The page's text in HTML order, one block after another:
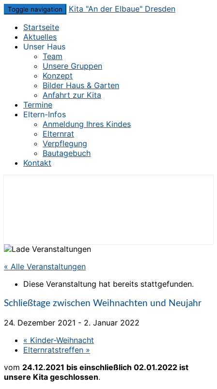
Skip
content
Toggle navigation
Kita "An der Elbaue" Dresden
Startseite
Aktuelles
Unser Haus
Team
Unsere Gruppen
Konzept
Bilder Haus & Garten
Anfahrt zur Kita
Termine
Eltern-Infos
Anmeldung Ihres Kindes
Elternrat
Verpflegung
Bautagebuch
Kontakt
« Alle Veranstaltungen
Diese Veranstaltung hat bereits stattgefunden.
Schließtage zwischen Weihnachten und Neujahr
24. Dezember 2021 - 2. Januar 2022
« Kinder-Weihnacht
Elternratstreffen »
vom 24.12.2021 bis einschließlich 02.01.2022 ist
unsere Kita geschlossen.